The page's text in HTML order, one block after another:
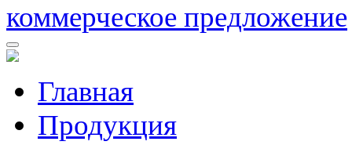
коммерческое предложение
Главная
Продукция